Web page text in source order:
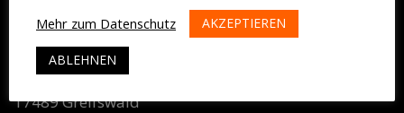
ADRESSE
Anklamer Straße 8-9
17489 Greifswald
Mehr zum Datenschutz
AKZEPTIEREN
ABLEHNEN